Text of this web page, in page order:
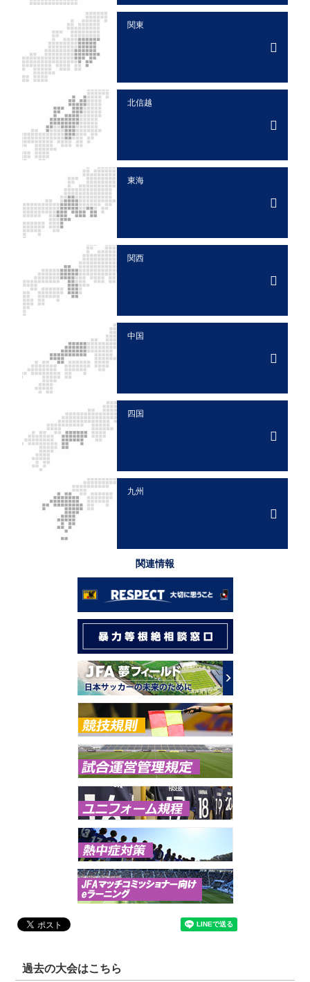
関東
北信越
東海
関西
中国
四国
九州
関連情報
過去の大会はこちら